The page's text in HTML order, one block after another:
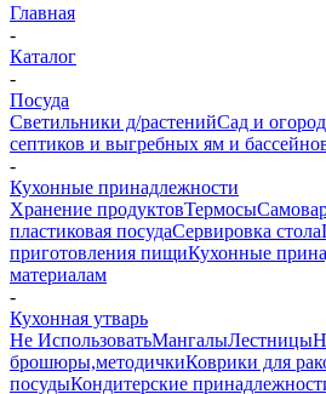
Главная
-
Каталог
-
Посуда
Светильники д/растенийСад и огород
септиков и выгребных ям и
-
Кухонные принадлежности
Хранение продуктовТермосы
пластиковая посудаСервировка стола
приготовления пищиКухонные
материалам
-
Кухонная утварь
Не ИспользоватьМангалыЛестницы
брошюры,методичкиКоврики для
посудыКондитерские